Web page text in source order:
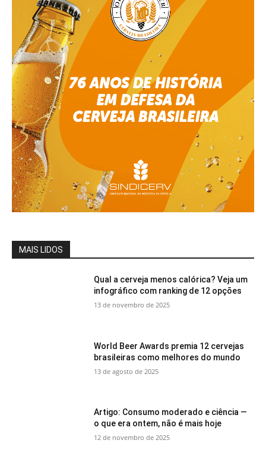
MAIS LIDOS
Qual a cerveja menos calórica? Veja um
infográfico com ranking de 12 opções
13 de novembro de 2025
World Beer Awards premia 12 cervejas
brasileiras como melhores do mundo
13 de agosto de 2025
Artigo: Consumo moderado e ciência —
o que era ontem, não é mais hoje
12 de novembro de 2025